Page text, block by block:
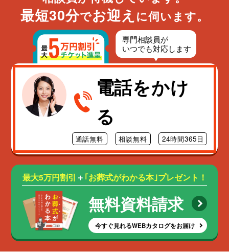
本庄市
東松山市
春日部市
狭山市
鴻巣市
深谷市
上尾市
草加市
越谷市
朝霞市
志木市
新座市
桶川市
久喜市
北本市
八潮市
富士見市
最短30分でお迎え に伺います。
電話をかけ
る
通話無料 相談無料 24時間365日
最大5万円割引 ＋ ｢お葬式がわかる本｣プレゼント！
無料資料請求
今すぐ見れるWEBカタログをお届け